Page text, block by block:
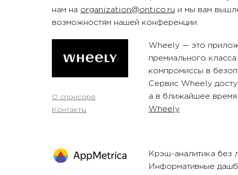
нам на organization@ontico.ru и мы вам
возможностям нашей конференции.
О спонсоре
Контакты
Wheely — это
премиального
компромиссы в
Сервис Wheely
а в ближайшее время
Wheely
Крэш-аналитика без
Информативные